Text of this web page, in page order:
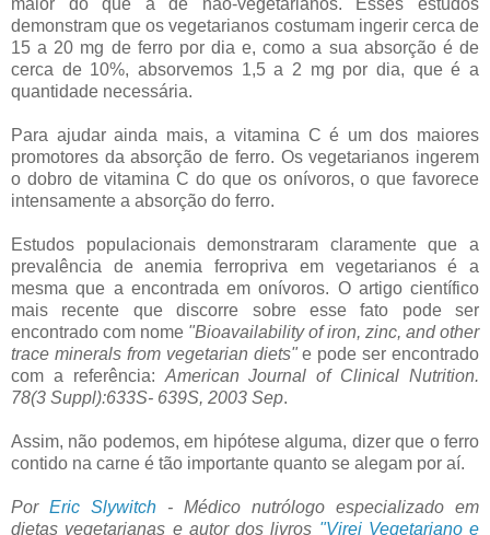
demonstram que os vegetarianos costumam ingerir cerca de
15 a 20 mg de ferro por dia e, como a sua absorção é de
cerca de 10%, absorvemos 1,5 a 2 mg por dia, que é a
quantidade necessária.
Para ajudar ainda mais, a vitamina C é um dos maiores
promotores da absorção de ferro. Os vegetarianos ingerem
o dobro de vitamina C do que os onívoros, o que favorece
intensamente a absorção do ferro.
Estudos populacionais demonstraram claramente que a
prevalência de anemia ferropriva em vegetarianos é a
mesma que a encontrada em onívoros. O artigo científico
mais recente que discorre sobre esse fato pode ser
encontrado com nome "Bioavailability of iron, zinc, and other
trace minerals from vegetarian diets"e pode ser encontrado
com a referência: American Journal of Clinical Nutrition.
78(3 Suppl):633S- 639S, 2003 Sep.
Assim, não podemos, em hipótese alguma, dizer que o ferro
contido na carne é tão importante quanto se alegam por aí.
Por Eric Slywitch - Médico nutrólogo especializado em
dietas vegetarianas e autor dos livros "Virei Vegetariano e